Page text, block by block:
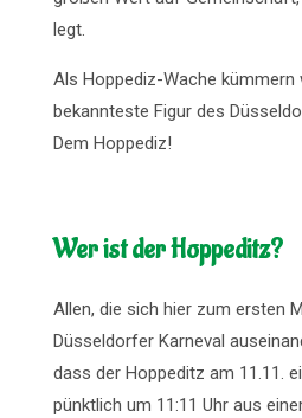
legt.
Als Hoppediz-Wache kümmern
bekannteste Figur des
Dem Hoppediz!
Wer ist der Hoppeditz?
Allen, die sich hier zum ersten
Düsseldorfer Karneval
dass der Hoppeditz am 11.11.
pünktlich um 11:11 Uhr aus